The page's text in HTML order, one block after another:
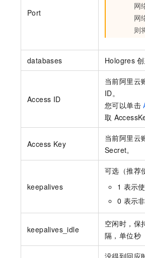
网
网
则
Port
databases Hologres
Access ID
当前阿里云
ID。
您可以单击
取
Access Key
当前阿里云
Secret。
keepalives
可选（推荐
1 表示
0 表示
keepalives_idle
空闲时，保
隔，单位秒